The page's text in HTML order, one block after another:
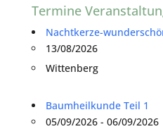
Termine
Nachtkerze-
13/08/2026
Wittenberg
Baumheilkunde Teil 1
05/09/2026 - 06/09/2026